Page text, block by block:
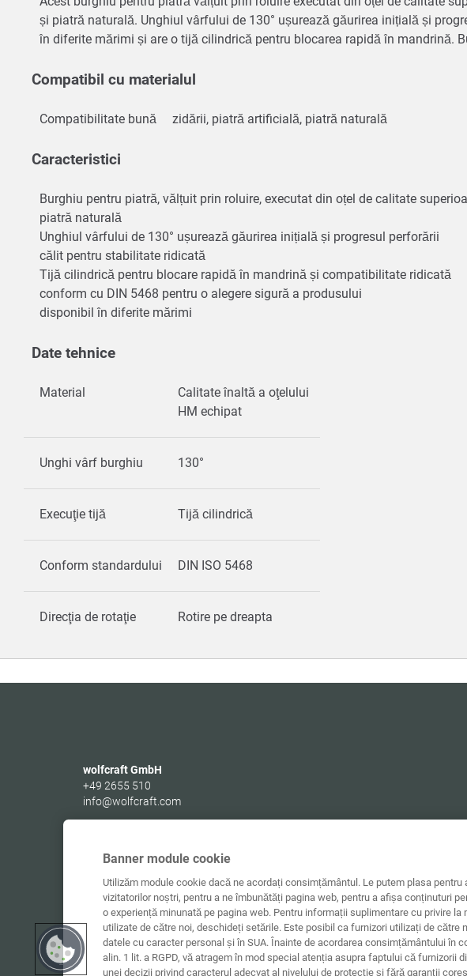
și piatră naturală. Unghiul vârfului de 130° ușurează găurirea inițială și
în diferite mărimi și are o tijă cilindrică pentru blocarea rapidă în mandrină.
Compatibil cu materialul
Compatibilitate bună zidării, piatră artificială, piatră naturală
Caracteristici
Burghiu pentru piatră, vălțuit prin roluire, executat din oțel de calitate
piatră naturală
Unghiul vârfului de 130° ușurează găurirea inițială și progresul perforării
călit pentru stabilitate ridicată
Tijă cilindrică pentru blocare rapidă în mandrină și compatibilitate ridicată
conform cu DIN 5468 pentru o alegere sigură a produsului
disponibil în diferite mărimi
Date tehnice
Material
Calitate înaltă a oţelului
HM echipat
Unghi vârf burghiu 130°
Execuţie tijă Tijă cilindrică
Conform standardului DIN ISO 5468
Direcţia de rotaţie Rotire pe dreapta
wolfcraft GmbH
+49 2655 510
info@wolfcraft.com
Germany
Banner module cookie
Utilizăm module cookie dacă ne acordați consimțământul. Le putem plasa pentru
vizitatorilor noștri, pentru a ne îmbunătăți pagina web, pentru a afișa conținuturi
o experiență minunată pe pagina web. Pentru informații suplimentare cu privire la
utilizate de către noi, deschideți setările. Este posibil ca furnizori utilizați de către
datele cu caracter personal și în SUA. Înainte de acordarea consimțământului în
alin. 1 lit. a RGPD, vă atragem în mod special atenția asupra faptului că furnizorii
unei decizii privind caracterul adecvat al nivelului de protecție și fără garanții